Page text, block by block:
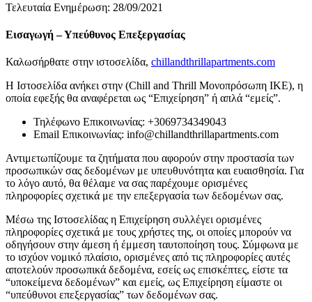
Τελευταία Ενημέρωση: 28/09/2021
Εισαγωγή – Υπεύθυνος Επεξεργασίας
Καλωσήρθατε στην ιστοσελίδα, chillandthrillapartments.com
Η Ιστοσελίδα ανήκει στην (Chill and Thrill Μονοπρόσωπη ΙΚΕ), η
οποία εφεξής θα αναφέρεται ως “Επιχείρηση” ή απλά “εμείς”.
Τηλέφωνο Επικοινωνίας: +3069734349043
Email Επικοινωνίας: info@chillandthrillapartments.com
Αντιμετωπίζουμε τα ζητήματα που αφορούν στην προστασία των
προσωπικών σας δεδομένων με υπευθυνότητα και ευαισθησία. Για
το λόγο αυτό, θα θέλαμε να σας παρέχουμε ορισμένες
πληροφορίες σχετικά με την επεξεργασία των δεδομένων σας.
Μέσω της Ιστοσελίδας η Επιχείρηση συλλέγει ορισμένες
πληροφορίες σχετικά με τους χρήστες της, οι οποίες μπορούν να
οδηγήσουν στην άμεση ή έμμεση ταυτοποίηση τους. Σύμφωνα με
το ισχύον νομικό πλαίσιο, ορισμένες από τις πληροφορίες αυτές
αποτελούν προσωπικά δεδομένα, εσείς ως επισκέπτες, είστε τα
“υποκείμενα δεδομένων” και εμείς, ως Επιχείρηση είμαστε οι
“υπεύθυνοι επεξεργασίας” των δεδομένων σας.